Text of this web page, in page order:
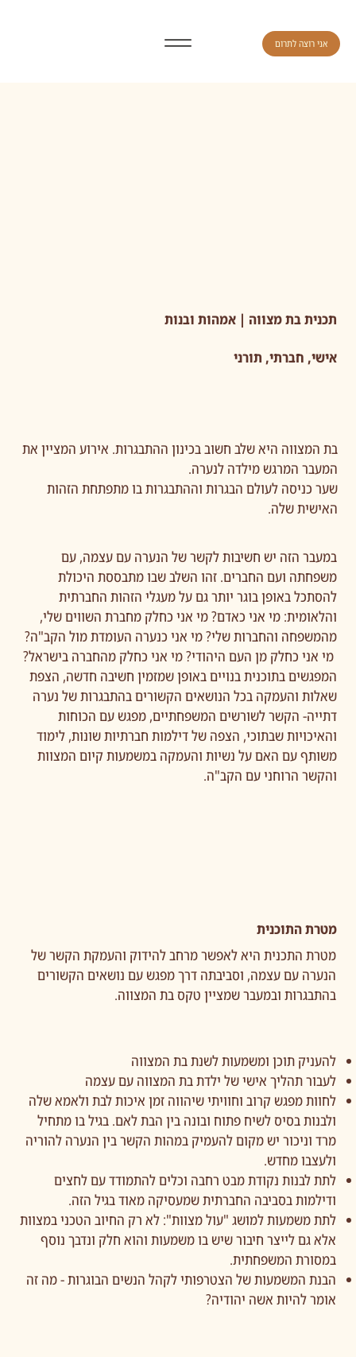
אני רוצה לתרום
תכנית בת מצווה | אמהות ובנות
אישי, חברתי, תורני
בת המצווה היא שלב חשוב בכינון ההתבגרות. אירוע המציין את
המעבר המרגש מילדה לנערה.
שער כניסה לעולם הבגרות וההתבגרות בו מתפתחת הזהות
האישית שלה.
במעבר הזה יש חשיבות לקשר של הנערה עם עצמה, עם
משפחתה ועם החברים. זהו השלב שבו מתבססת היכולת
להסתכל באופן בוגר יותר גם על מעגלי הזהות החברתית
והלאומית: מי אני כאדם? מי אני כחלק מחברת השווים שלי,
מהמשפחה והחברות שלי? מי אני כנערה העומדת מול הקב"ה?
מי אני כחלק מן העם היהודי? מי אני כחלק מהחברה בישראל?
המפגשים בתוכנית בנויים באופן שמזמין חשיבה חדשה, הצפת
שאלות והעמקה בכל הנושאים הקשורים בהתבגרות של נערה
דתייה- הקשר לשורשים המשפחתיים, מפגש עם הכוחות
והאיכויות שבתוכי, הצפה של דילמות חברתיות שונות, לימוד
משותף עם האם על נשיות והעמקה במשמעות קיום המצוות
והקשר הרוחני עם הקב"ה.
מטרת התוכנית
מטרת התכנית היא לאפשר מרחב להידוק והעמקת הקשר של
הנערה עם עצמה, וסביבתה דרך מפגש עם נושאים הקשורים
בהתבגרות ובמעבר שמציין טקס בת המצווה.
להעניק תוכן ומשמעות לשנת בת המצווה
לעבור תהליך אישי של ילדת בת המצווה עם עצמה
לחוות מפגש קרוב וחוויתי שיהווה זמן איכות לבת ולאמא שלה
ולבנות בסיס לשיח פתוח ובונה בין הבת לאם. בגיל בו מתחיל
מרד וניכור יש מקום להעמיק במהות הקשר בין הנערה להוריה
ולעצבו מחדש.
לתת לבנות נקודת מבט רחבה וכלים להתמודד עם לחצים
ודילמות בסביבה החברתית שמעסיקה מאוד בגיל הזה.
לתת משמעות למושג "עול מצוות": לא רק החיוב הטכני במצוות
אלא גם לייצר חיבור שיש בו משמעות והוא חלק ונדבך נוסף
במסורת המשפחתית.
הבנת המשמעות של הצטרפותי לקהל הנשים הבוגרות - מה זה
אומר להיות אשה יהודיה?